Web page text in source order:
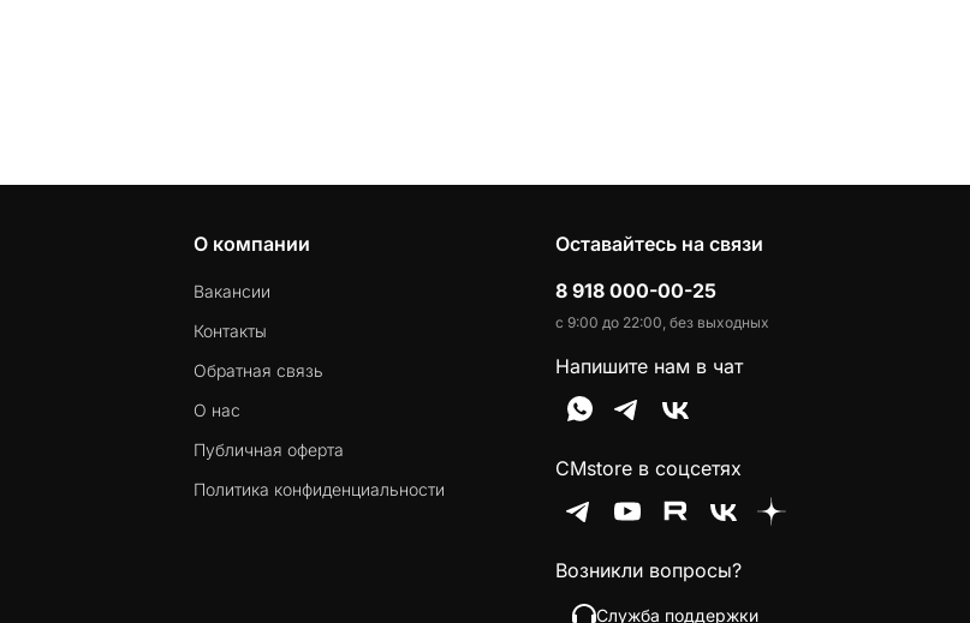
О компании
Вакансии
Контакты
Обратная связь
О нас
Публичная оферта
Политика конфиденциальности
Оставайтесь на связи
8 918 000-00-25
с 9:00 до 22:00, без выходных
Напишите нам в чат
CMstore в соцсетях
Возникли вопросы?
Служба поддержки